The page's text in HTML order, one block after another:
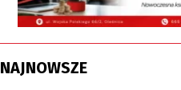
NAJNOWSZE